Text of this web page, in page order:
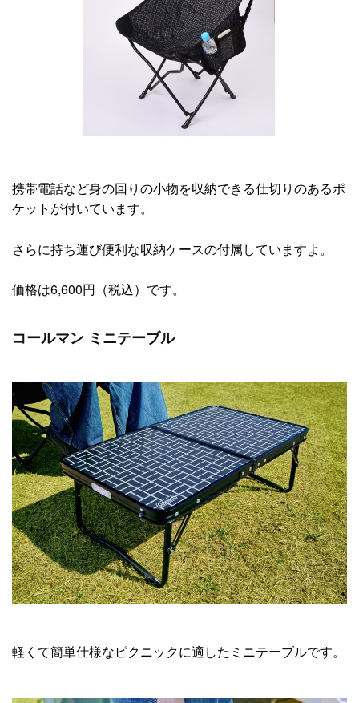
携帯電話など身の回りの小物を収納できる仕切りのあるポ
ケットが付いています。
さらに持ち運び便利な収納ケースの付属していますよ。
価格は6,600円（税込）です。
コールマン ミニテーブル
軽くて簡単仕様なピクニックに適したミニテーブルです。